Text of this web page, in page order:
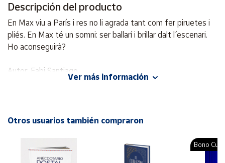
Vendedores
Mapa de
vendedores
vendedor
Cuenta
Descripción del producto
En Max viu a París i res no li agrada tant com fer piruetes i
pliés. En Max té un somni: ser ballarí i brillar dalt l´ escenari.
Ho aconseguirà?
Autor: Fabi Santiago
Ver más información
Otros usuarios también compraron
Bono